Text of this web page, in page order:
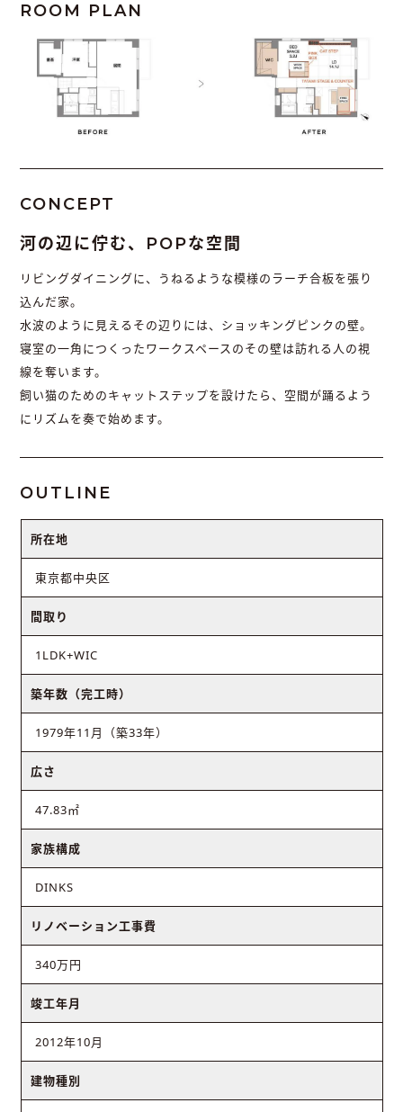
ROOM PLAN
CONCEPT
河の辺に佇む、POPな空間
リビングダイニングに、うねるような模様のラーチ合板を張り
込んだ家。
水波のように見えるその辺りには、ショッキングピンクの壁。
寝室の一角につくったワークスペースのその壁は訪れる人の視
線を奪います。
飼い猫のためのキャットステップを設けたら、空間が踊るよう
にリズムを奏で始めます。
OUTLINE
所在地
東京都中央区
間取り
1LDK+WIC
築年数（完工時）
1979年11月（築33年）
広さ
47.83㎡
家族構成
DINKS
リノベーション工事費
340万円
竣工年月
2012年10月
建物種別